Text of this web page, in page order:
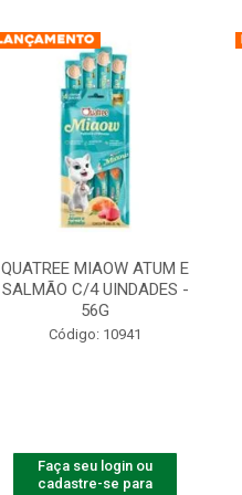
QUATREE MIAOW ATUM E
SALMÃO C/4 UINDADES -
56G
Código: 10941
Faça seu login ou
cadastre-se para